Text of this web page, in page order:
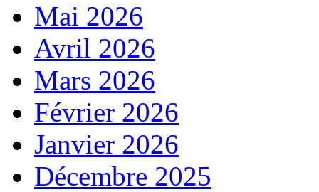
Mai 2026
Avril 2026
Mars 2026
Février 2026
Janvier 2026
Décembre 2025